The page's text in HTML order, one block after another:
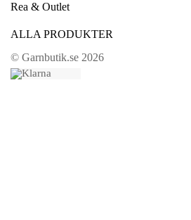
Rea & Outlet
ALLA PRODUKTER
© Garnbutik.se 2026